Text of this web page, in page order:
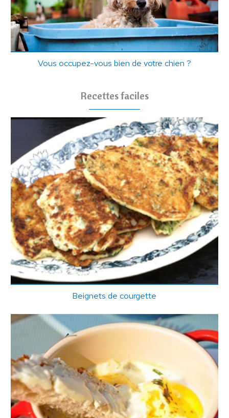
Vous occupez-vous bien de votre chien ?
Recettes faciles
Beignets de courgette